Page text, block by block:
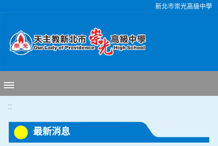
新北市崇光高級中學
:::
最新消息